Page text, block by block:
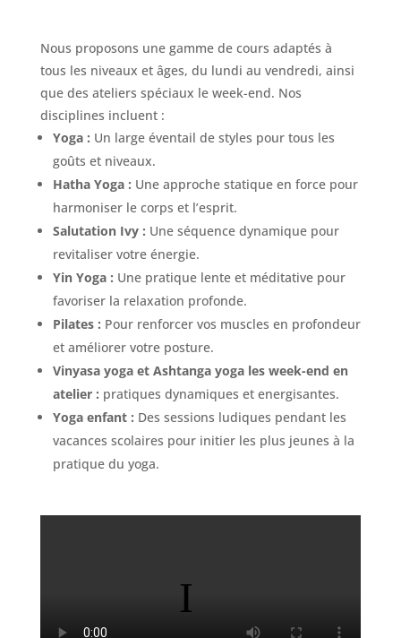
Nous proposons une gamme de cours adaptés à
tous les niveaux et âges, du lundi au vendredi, ainsi
que des ateliers spéciaux le week-end. Nos
disciplines incluent :
Yoga : Un large éventail de styles pour tous les
goûts et niveaux.
Hatha Yoga : Une approche statique en force pour
harmoniser le corps et l’esprit.
Salutation Ivy : Une séquence dynamique pour
revitaliser votre énergie.
Yin Yoga : Une pratique lente et méditative pour
favoriser la relaxation profonde.
Pilates : Pour renforcer vos muscles en profondeur
et améliorer votre posture.
Vinyasa yoga et Ashtanga yoga les week-end en
atelier : pratiques dynamiques et energisantes.
Yoga enfant : Des sessions ludiques pendant les
vacances scolaires pour initier les plus jeunes à la
pratique du yoga.